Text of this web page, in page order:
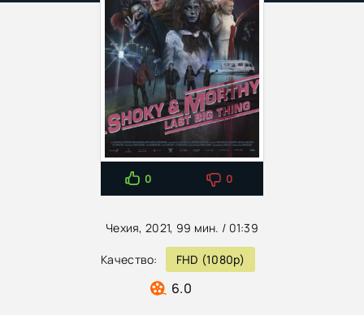
Чехия, 2021, 99 мин. / 01:39
Качество: FHD (1080p)
6.0
0 0